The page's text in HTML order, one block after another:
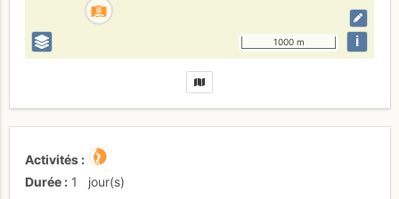
1000 m i
Activités
Durée
1 jour(s)